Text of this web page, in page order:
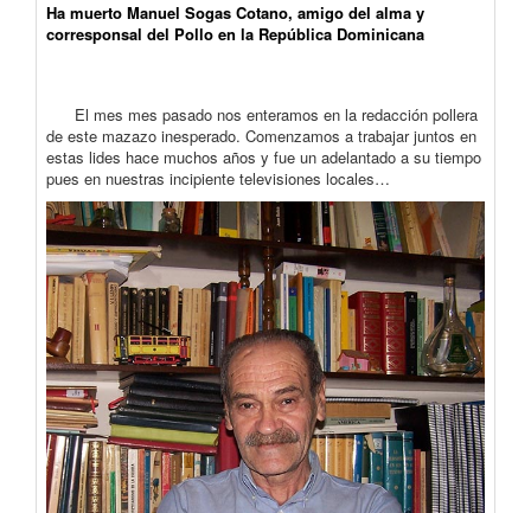
Ha muerto Manuel Sogas Cotano, amigo del alma y
corresponsal del Pollo en la República Dominicana
El mes mes pasado nos enteramos en la redacción pollera
de este mazazo inesperado. Comenzamos a trabajar juntos en
estas lides hace muchos años y fue un adelantado a su tiempo
pues en nuestras incipiente televisiones locales…